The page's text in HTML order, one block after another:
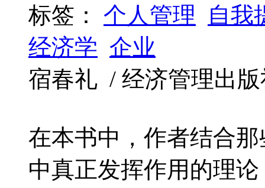
标签： 个人管理
自我
经济学 企业
宿春礼 / 经济管理出
在本书中，作者结合
中真正发挥作用的理